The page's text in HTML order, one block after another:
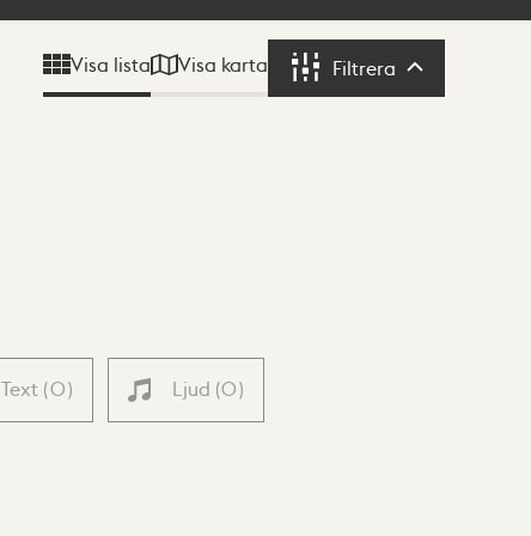
Visa lista Visa karta Filtrera Filtrera
Text (0) Ljud (0)